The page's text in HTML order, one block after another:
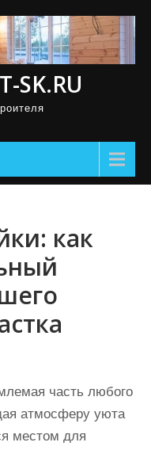
SK.RU
как
часть любого
атмосферу уюта
местом для